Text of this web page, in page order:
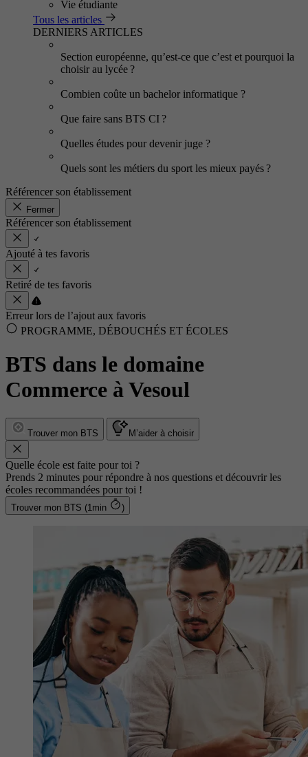
Vie étudiante
Tous les articles
DERNIERS ARTICLES
Section européenne, qu’est-ce que c’est et pourquoi la
choisir au lycée ?
Combien coûte un bachelor informatique ?
Que faire sans BTS CI ?
Quelles études pour devenir juge ?
Quels sont les métiers du sport les mieux payés ?
Référencer son établissement
Fermer
Référencer son établissement
Ajouté à tes favoris
Retiré de tes favoris
Erreur lors de l’ajout aux favoris
PROGRAMME, DÉBOUCHÉS ET ÉCOLES
BTS dans le domaine
Commerce à Vesoul
Trouver mon BTS M’aider à choisir
Quelle école est faite pour toi ?
Prends 2 minutes pour répondre à nos questions et découvrir les
écoles recommandées pour toi !
Trouver mon BTS (1min )